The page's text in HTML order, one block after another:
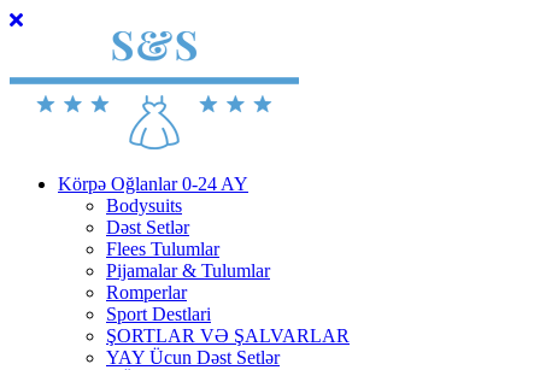
Körpə Oğlanlar 0-24 AY
Bodysuits
Dəst Setlər
Flees Tulumlar
Pijamalar & Tulumlar
Romperlar
Sport Destlari
ŞORTLAR VƏ ŞALVARLAR
YAY Ücun Dəst Setlər